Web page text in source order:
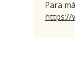
Para
https://